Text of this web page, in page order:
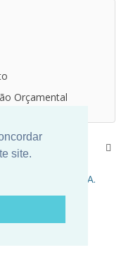
site.
Orçamental
Sede
Imobiliária,S.A.